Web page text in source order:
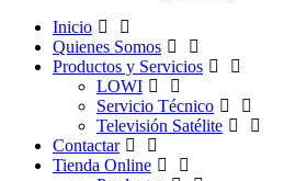
Inicio
Quienes Somos
Productos y Servicios
LOWI
Servicio Técnico
Televisión Satélite
Contactar
Tienda Online